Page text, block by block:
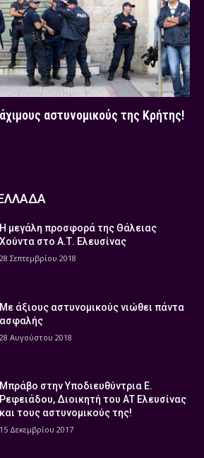
αστυνομικούς της Κρήτης!
Η μεγάλη προσφορά της Θάλειας
Χούντα στο Α.Τ. Ελευσίνας
28 Σεπτεμβρίου 2018
Με άξιους αστυνομικούς νιώθει πάντα
ασφαλής
28 Αυγούστου 2018
Μπράβο στην Υποδιευθύντρια Ε.
Ρεφειάδου, Διοικητή του ΑΤ Ελευσίνας
και τους αστυνομικούς της!
15 Δεκεμβρίου 2017